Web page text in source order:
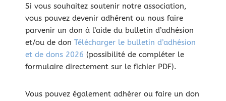
Si vous souhaitez soutenir notre association,
vous pouvez devenir adhérent ou nous faire
parvenir un don à l’aide du bulletin d’adhésion
et/ou de don Télécharger le bulletin d’adhésion
et de dons 2026 (possibilité de compléter le
formulaire directement sur le fichier PDF).
Vous pouvez également adhérer ou faire un don